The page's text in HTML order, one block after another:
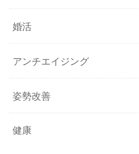
婚活
アンチエイジング
姿勢改善
健康